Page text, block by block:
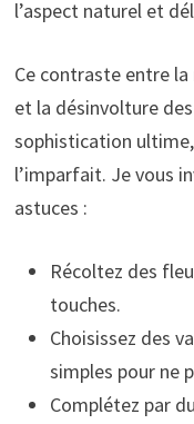
l’aspect naturel et
Ce contraste entre
et la désinvolture
sophistication ultime,
l’imparfait. Je vous
astuces :
Récoltez des
touches.
Choisissez des
simples pour ne
Complétez par